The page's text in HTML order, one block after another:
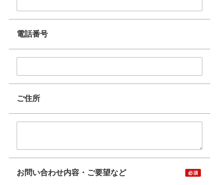
電話番号
ご住所
お問い合わせ内容・ご要望など